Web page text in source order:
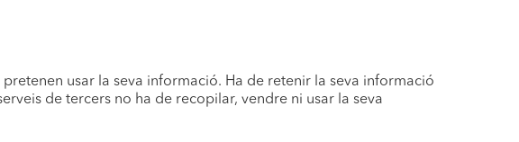
usar la seva informació. Ha de retenir la seva informació
de tercers no ha de recopilar, vendre ni usar la seva